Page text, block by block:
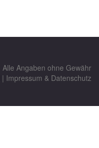
Alle Angaben ohne Gewähr
| Impressum & Datenschutz